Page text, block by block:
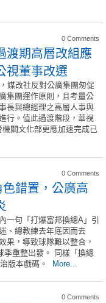
0 Comments
渡期高層改組應
董事改選
媒改社反對公廣集團匆促
集團運作原則，且考量公
長與總經理之高層人事與
行。值此過渡階段，華視
關文化部更應加速完成已
0 Comments
錯置，公廣高
一句「打爆富邦換總A」引
、總教練去年底因而去
果，導致球隊難以整合，
季重整出發。 同樣「換總
版本戲碼。
More...
0 Comments